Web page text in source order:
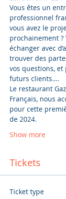
Vous êtes un
professionnel
vous avez le
prochainement
échanger avec
trouver des
vos questions,
futurs clients….
Le restaurant
Français, nous
pour cette
de 2024.
Show more
Tickets
Ticket type